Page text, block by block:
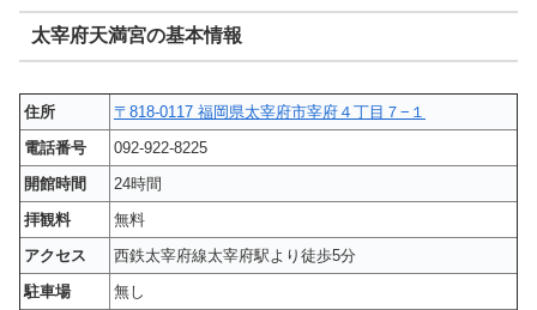
太宰府天満宮の基本情報
住所
〒818-0117 福岡県太宰府市宰府４丁目７−１
電話番号
092-922-8225
開館時間
24時間
拝観料
無料
アクセス
西鉄太宰府線太宰府駅より徒歩5分
駐車場
無し